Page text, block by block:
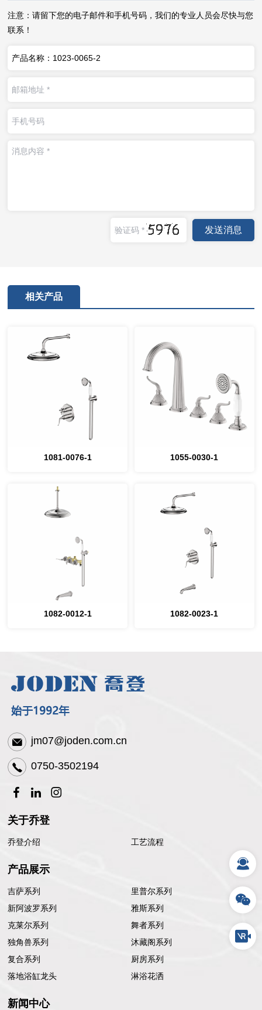
注意：请留下您的电子邮件和手机号码，我们的专业人员会尽快与您
联系！
相关产品
1081-0076-1 1055-0030-1
1082-0012-1 1082-0023-1
jm07@joden.com.cn
0750-3502194
关于乔登
乔登介绍 工艺流程
产品展示
吉萨系列
里普尔系列
新阿波罗系列
雅斯系列
克莱尔系列
舞者系列
独角兽系列
沐藏阁系列
复合系列
厨房系列
落地浴缸龙头
淋浴花洒
新闻中心